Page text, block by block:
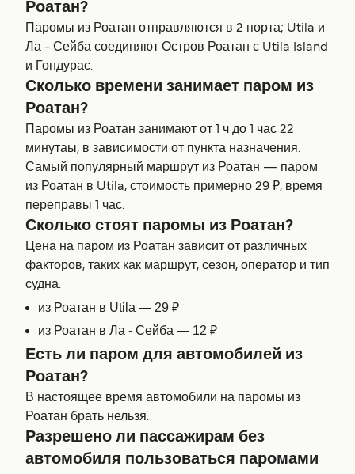
Роатан?
Паромы из Роатан отправляются в 2 порта; Utila и
Ла - Сейба соединяют Остров Роатан с Utila Island
и Гондурас.
Сколько времени занимает паром из
Роатан?
Паромы из Роатан занимают от 1 ч до 1 час 22
минутаы, в зависимости от пункта назначения.
Самый популярный маршрут из Роатан — паром
из Роатан в Utila, стоимость примерно 29 ₽, время
переправы 1 час.
Сколько стоят паромы из Роатан?
Цена на паром из Роатан зависит от различных
факторов, таких как маршрут, сезон, оператор и тип
судна.
из Роатан в Utila — 29 ₽
из Роатан в Ла - Сейба — 12 ₽
Есть ли паром для автомобилей из
Роатан?
В настоящее время автомобили на паромы из
Роатан брать нельзя.
Разрешено ли пассажирам без
автомобиля пользоваться паромами